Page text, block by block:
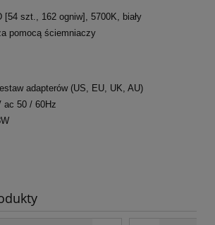
[54 szt., 162 ogniw], 5700K, biały
pomocą ściemniaczy
adapterów (US, EU, UK, AU)
ac 50 / 60Hz